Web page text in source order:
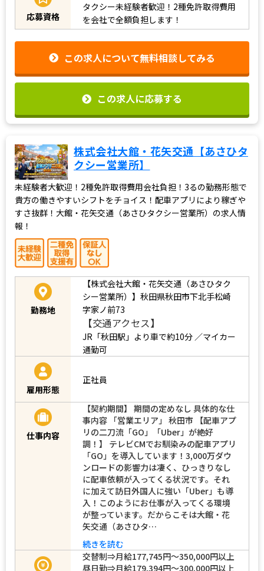
応募資格
タクシー未経験者歓迎！2種免許取得費用
を会社で全額負担します！
この求人について無料相談してみる
この求人に応募する
株式会社大館・花矢交通【あさひタ
クシー営業所】
未経験者大歓迎！2種免許取得費用会社負担！3るの勤務形態で
貴方の働きやすいシフトをチョイス！配車アプリにより稼ぎや
すさ抜群！大館・花矢交通（あさひタクシー営業所）の求人情
報！
勤務地
【株式会社大館・花矢交通（あさひタク
シー営業所）】秋田県秋田市下北手松崎
字家ノ前73
【交通アクセス】
JR「秋田駅」より車で約10分 ／マイカー
通勤可
雇用形態
正社員
仕事内容
【契約期間】 期間の定めなし 具体的な仕
事内容 「営業エリア」 秋田市 【配車アプ
リの二刀流「GO」「Uber」が絶好
調！】 テレビCMでお馴染みの配車アプリ
「GO」を導入しています！3,000万ダウ
ンロードの影響力は凄く、ひっきりなし
に配車依頼が入ってくる状況です。それ
に加えて訪日外国人に強い「Uber」も導
入！このようにお仕事が入ってくる環境
が整っています。だからこそは大館・花
矢交通（あさひタ…
続きを読む
交替制⇒月給177,745円～350,000円以上
昼日勤⇒月給179,394円～300,000円以上